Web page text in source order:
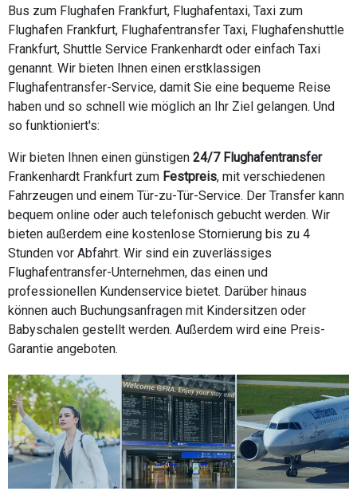
Bus zum Flughafen Frankfurt, Flughafentaxi, Taxi zum
Flughafen Frankfurt, Flughafentransfer Taxi, Flughafenshuttle
Frankfurt, Shuttle Service Frankenhardt oder einfach Taxi
genannt. Wir bieten Ihnen einen erstklassigen
Flughafentransfer-Service, damit Sie eine bequeme Reise
haben und so schnell wie möglich an Ihr Ziel gelangen. Und
so funktioniert's:
Wir bieten Ihnen einen günstigen 24/7 Flughafentransfer
Frankenhardt Frankfurt zum Festpreis, mit verschiedenen
Fahrzeugen und einem Tür-zu-Tür-Service. Der Transfer kann
bequem online oder auch telefonisch gebucht werden. Wir
bieten außerdem eine kostenlose Stornierung bis zu 4
Stunden vor Abfahrt. Wir sind ein zuverlässiges
Flughafentransfer-Unternehmen, das einen und
professionellen Kundenservice bietet. Darüber hinaus
können auch Buchungsanfragen mit Kindersitzen oder
Babyschalen gestellt werden. Außerdem wird eine Preis-
Garantie angeboten.